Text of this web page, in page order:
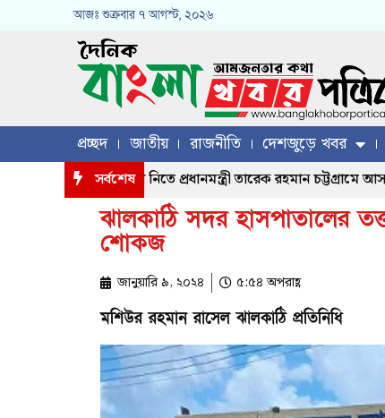
আজঃ শুক্রবার ৭ আগস্ট, ২০২৬
প্রচ্ছদ জাতীয় রাজনীতি দেশজুড়ে খবর
সর্বশেষ
মানুষের খোঁজখবর নিতে প্রধানমন্ত্রী তারেক রহমান চট্টগ্রামে
ঝালকাঠি সদর হাসপাতালের
শোকজ
জানুয়ারি ৯, ২০২৪ ৫:৫৪ অপরাহ্ণ
মশিউর রহমান রাসেল ঝালকাঠি প্রতিনিধি